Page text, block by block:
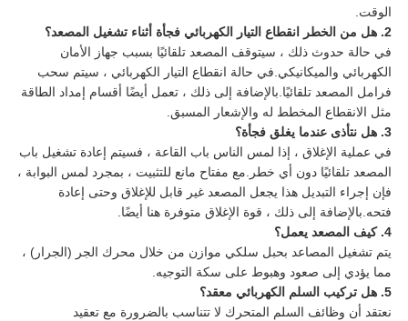
الوقت.
2. هل من الخطر انقطاع التيار الكهربائي فجأة أثناء تشغيل المصعد؟
في حالة حدوث ذلك ، سيتوقف المصعد تلقائيًا بسبب جهاز الأمان
الكهربائي والميكانيكي.في حالة انقطاع التيار الكهربائي ، سيتم سحب
فرامل المصعد تلقائيًا.بالإضافة إلى ذلك ، تعمل أيضًا أقسام إمداد الطاقة
مثل الانقطاع المخطط له والإشعار المسبق.
3. هل نتأذى عندما يغلق فجأة؟
في عملية الإغلاق ، إذا لمس الناس باب القاعة ، فسيتم إعادة تشغيل باب
المصعد تلقائيًا دون أي خطر.مع مفتاح مانع للتثبيت ، بمجرد لمس البوابة ،
فإن إجراء التبديل هذا يجعل المصعد غير قابل للإغلاق وحتى إعادة
فتحه.بالإضافة إلى ذلك ، قوة الإغلاق متوفرة هنا أيضًا.
4. كيف المصعد يعمل؟
يتم تشغيل المصاعد بحبل سلكي موازن من خلال محرك الجر (الجرار) ،
مما يؤدي إلى صعود وهبوط على سكة التوجيه.
5. هل تركيب السلم الكهربائي معقد؟
نعتقد أن وظائف السلم المتحرك لا تتناسب بالضرورة مع تعقيد